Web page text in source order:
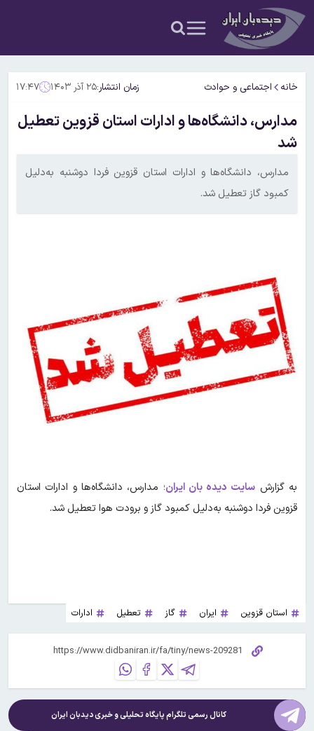
خانه اجتماعی و حوادث زمان انتشار:۲۵ آذر ۱۴۰۳ ۱۷:۴۷
مدارس، دانشگاه‌ها و ادارات استان‌ قزوین تعطیل
شد
مدارس، دانشگاه‌ها و ادارات استان‌ قزوین فردا دوشنبه به‌دلیل
کمبود گاز تعطیل شد.
به گزارش سایت دیده بان ایران؛ مدارس، دانشگاه‌ها و ادارات استان‌
قزوین فردا دوشنبه به‌دلیل کمبود گاز و برودت هوا تعطیل شد.
استان قزوین ایران گاز تعطیل ادارات
کانال رسمی تلگرام پایگاه تحلیلی و خبریدیدبان ایران